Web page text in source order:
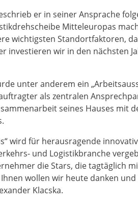
er in seiner Ansprache
Mitteleuropas
wichtigsten Standortfaktoren,
investieren wir in den nächsten
unter anderem ein
als zentralen
seines Hauses mit
wird für herausragende
und Logistikbranche
die Stars, die tagtäglich
wollen wir heute danken und
Klacska.